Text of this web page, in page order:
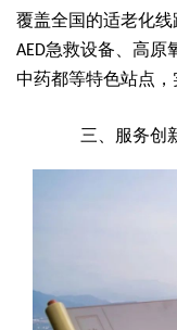
覆盖全国的适老化
AED急救设备、高原
中药都等特色站点，
三、服务创